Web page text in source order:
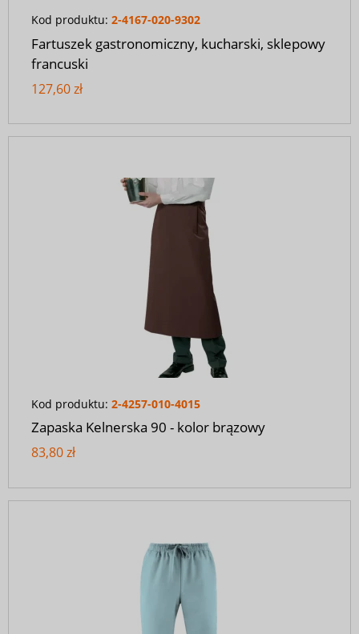
Kod produktu: 2-4167-020-9302
Fartuszek gastronomiczny, kucharski, sklepowy
francuski
127,60 zł
Kod produktu: 2-4257-010-4015
Zapaska Kelnerska 90 - kolor brązowy
83,80 zł